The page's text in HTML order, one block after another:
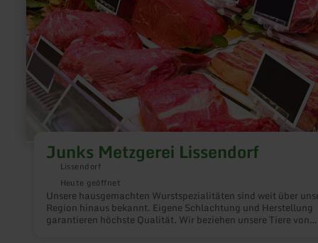
Junks Metzgerei Lissendorf
Lissendorf
Heute geöffnet
Unsere hausgemachten Wurstspezialitäten sind weit über
Region hinaus bekannt. Eigene Schlachtung und Herstellung
garantieren höchste Qualität. Wir beziehen unsere Tiere von